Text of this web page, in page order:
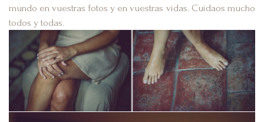
mundo en vuestras fotos y en vuestras vidas. Cuidaos mucho
todos y todas.